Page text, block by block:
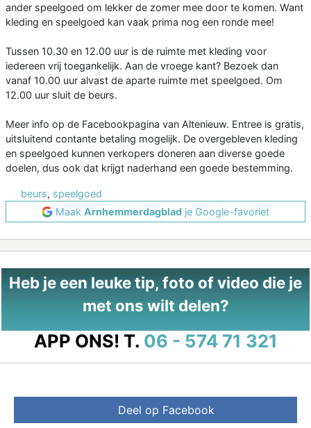
ander speelgoed om lekker de zomer mee door te komen. Want
kleding en speelgoed kan vaak prima nog een ronde mee!
Tussen 10.30 en 12.00 uur is de ruimte met kleding voor
iedereen vrij toegankelijk. Aan de vroege kant? Bezoek dan
vanaf 10.00 uur alvast de aparte ruimte met speelgoed. Om
12.00 uur sluit de beurs.
Meer info op de Facebookpagina van Altenieuw. Entree is gratis,
uitsluitend contante betaling mogelijk. De overgebleven kleding
en speelgoed kunnen verkopers doneren aan diverse goede
doelen, dus ook dat krijgt naderhand een goede bestemming.
beurs, speelgoed
Maak Arnhemmerdagblad je Google-favoriet
Heb je een leuke tip, foto of video die je
met ons wilt delen?
APP ONS! T. 06 - 574 71 321
Deel op Facebook